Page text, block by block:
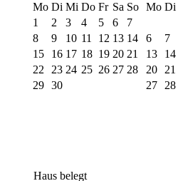
Mo Di Mi Do Fr Sa So
1
2 3 4 5 6
7
8
9 10 11 12 13 14
15
16 17 18 19 20 21
22
23 24 25 26 27 28
29 30
Mo Di
6
7
13
14
20
21
27
28
Haus belegt